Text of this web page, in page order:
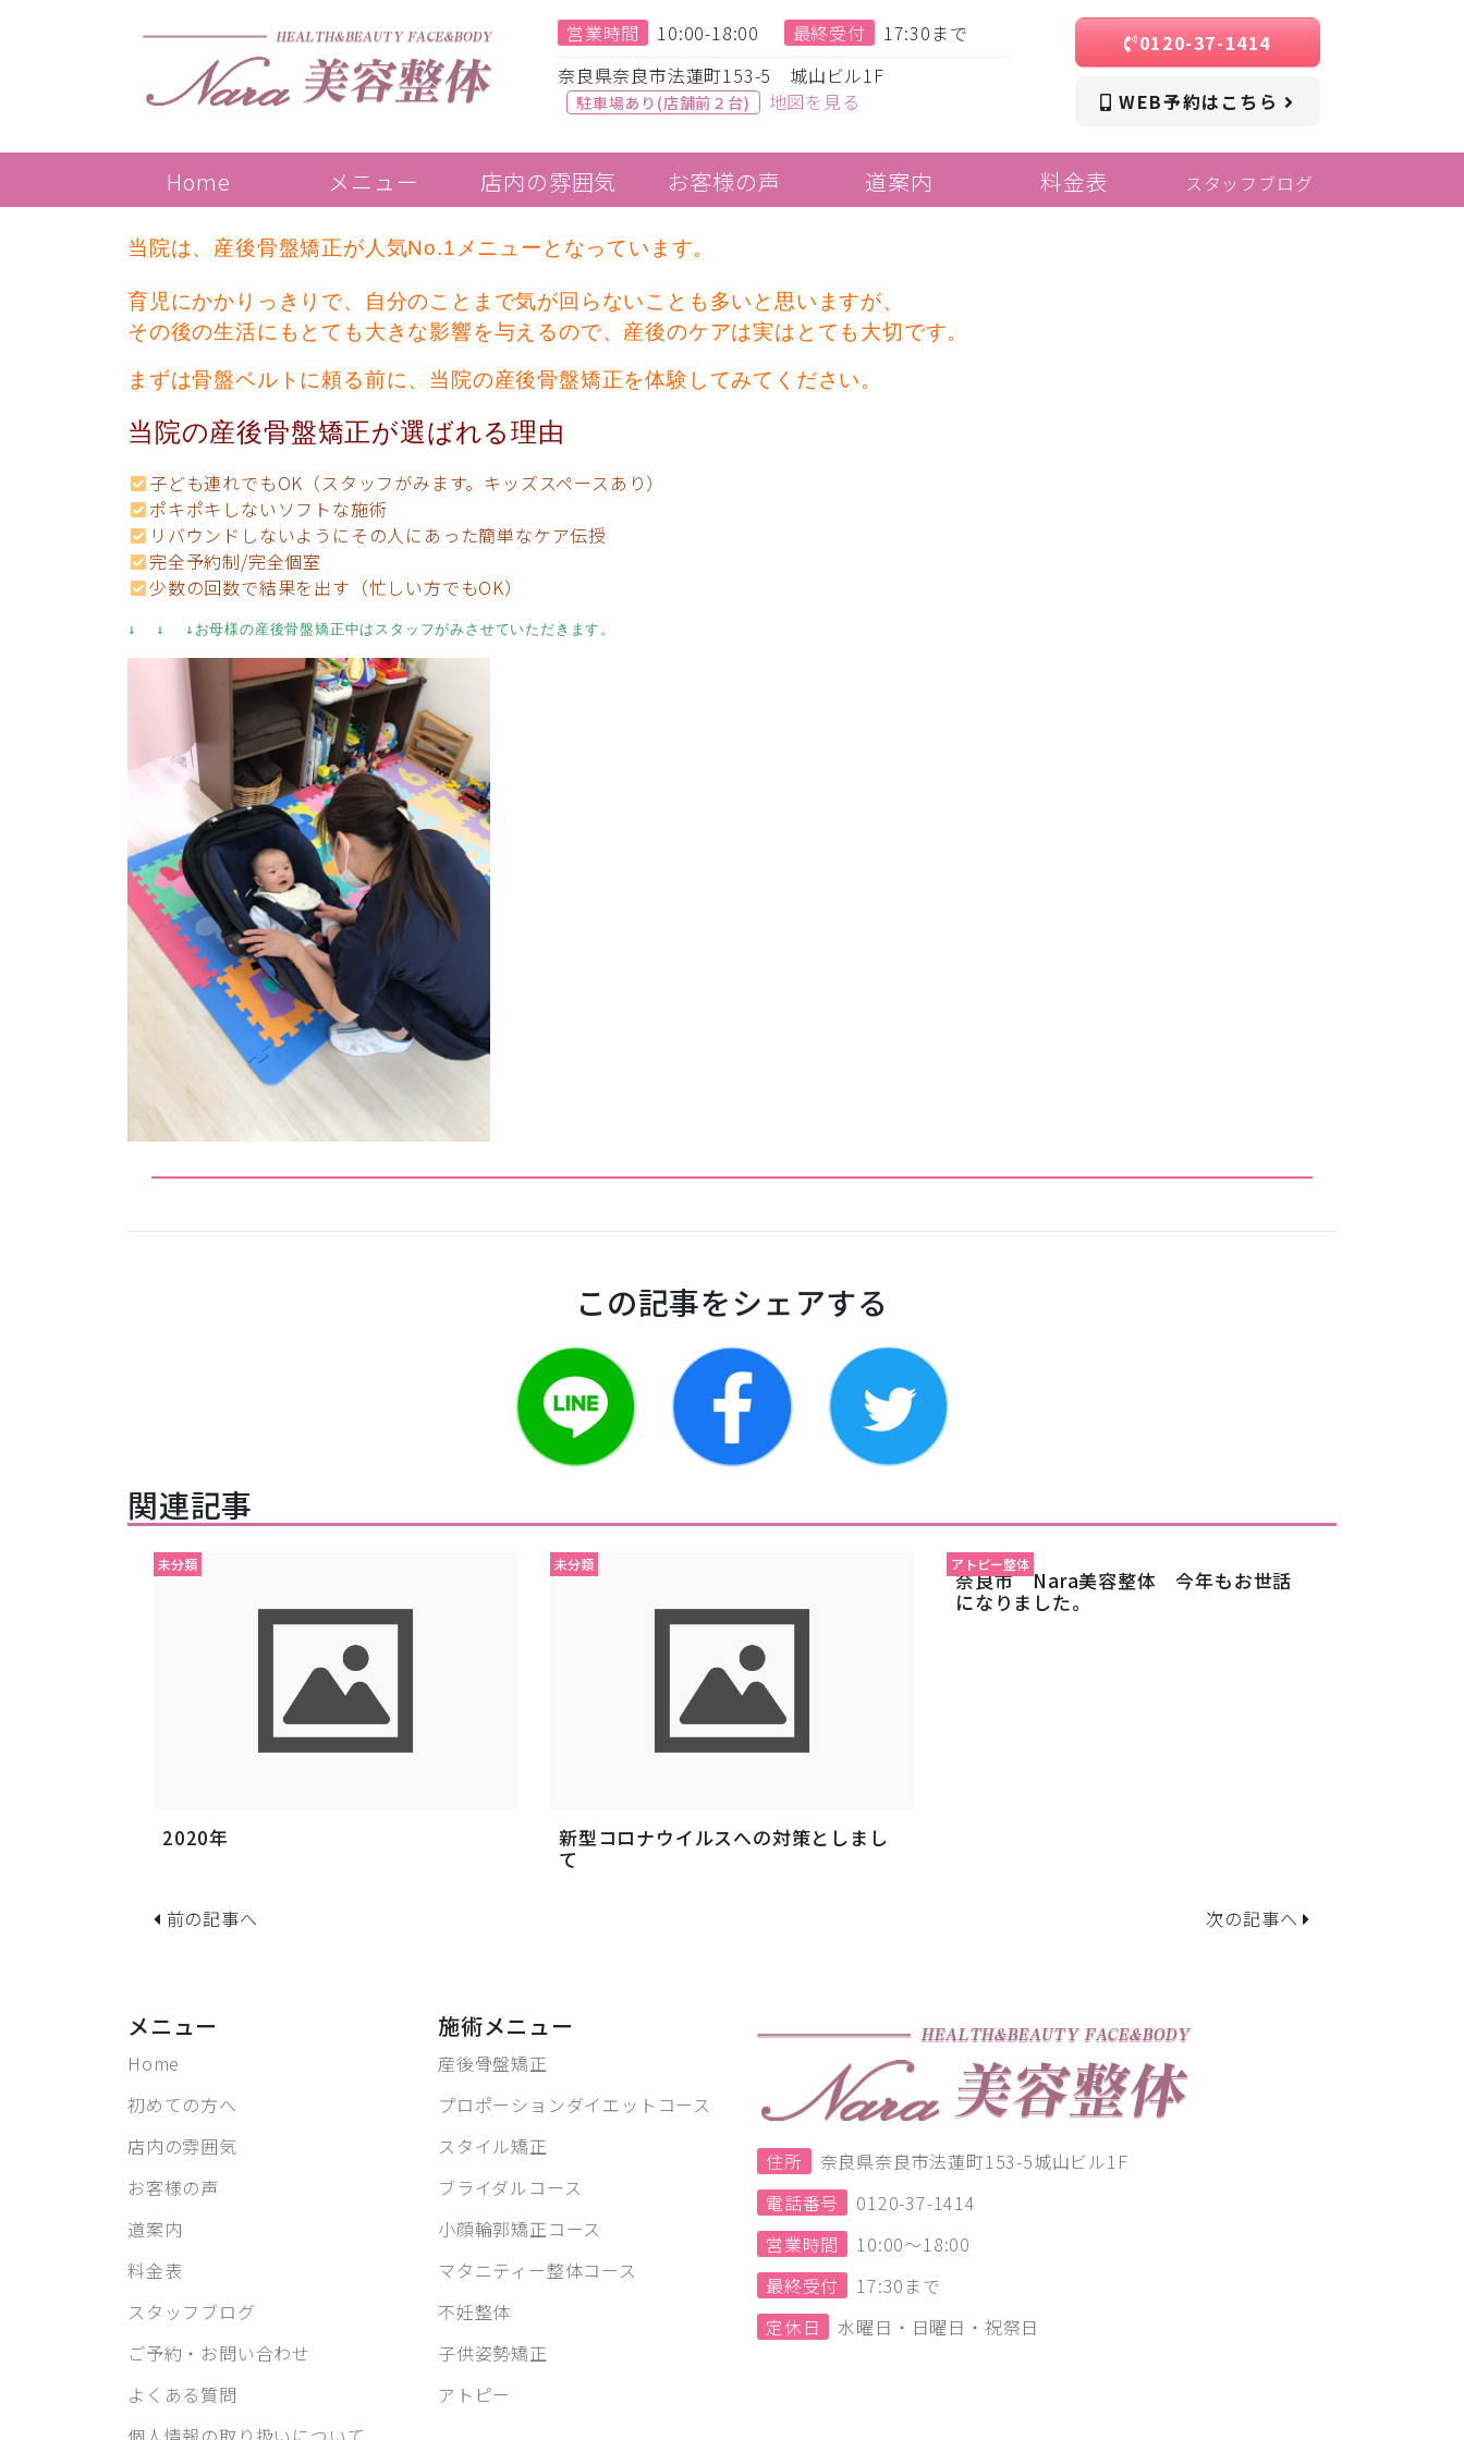
営業時間 10:00-18:00 最終受付
17:30まで
奈良県奈良市法蓮町153-5 城山ビル1F
駐車場あり(店舗前２台) 地図を見る
0120-37-1414
WEB予約はこちら
Home メニュー 店内の雰囲気 お客様の声 道案内 料金表 スタッフブログ
当院は、産後骨盤矯正が人気No.1メニューとなっています。
育児にかかりっきりで、自分のことまで気が回らないことも多いと思いますが、
その後の生活にもとても大きな影響を与えるので、産後のケアは実はとても大切です。
まずは骨盤ベルトに頼る前に、 当院の産後骨盤矯正を体験してみてください。
当院の産後骨盤矯正が選ばれる理由
子ども連れでもOK（スタッフがみます。キッズスペースあり）
ポキポキしないソフトな施術
リバウンドしないようにその人にあった簡単なケア伝授
完全予約制/完全個室
少数の回数で結果を出す（忙しい方でもOK）
↓  ↓  ↓お母様の産後骨盤矯正中は スタッフがみさせていただきます。
この記事をシェアする
関連記事
未分類
2020年
未分類
新型コロナウイルスへの対策としまし
て
アトピー整体
奈良市 Nara美容整体 今年もお世話
になりました。
前の記事へ 次の記事へ
メニュー
Home
初めての方へ
店内の雰囲気
お客様の声
道案内
料金表
スタッフブログ
ご予約・お問い合わせ
よくある質問
施術メニュー
産後骨盤矯正
プロポーションダイエットコース
スタイル矯正
ブライダルコース
小顔輪郭矯正コース
マタニティー整体コース
不妊整体
子供姿勢矯正
アトピー
住所
奈良県奈良市法蓮町153-5城山ビル1F
電話番号
0120-37-1414
営業時間
10:00～18:00
最終受付
17:30まで
定休日
水曜日・日曜日・祝祭日